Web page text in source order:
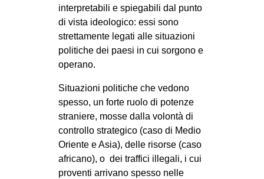
interpretabili e spiegabili dal punto
di vista ideologico: essi sono
strettamente legati alle situazioni
politiche dei paesi in cui sorgono e
operano.
Situazioni politiche che vedono
spesso, un forte ruolo di potenze
straniere, mosse dalla volontà di
controllo strategico (caso di Medio
Oriente e Asia), delle risorse (caso
africano), o dei traffici illegali, i cui
proventi arrivano spesso nelle